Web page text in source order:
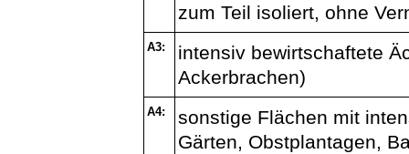
zum Teil isoliert, ohne
A3:
intensiv bewirtschaftete
Ackerbrachen)
A4:
sonstige Flächen mit
Gärten, Obstplantagen,